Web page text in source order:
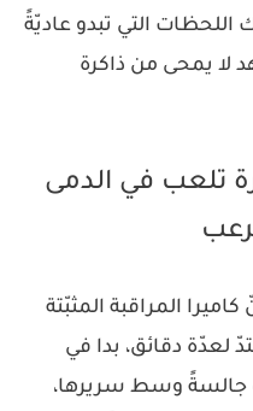
التي تبدو عاديّةً
لا يمحى من ذاكرة
تلعب في الدمى
المراقبة المثبّتة
لعدّة دقائق، بدا في
جالسةً وسط سريرها،